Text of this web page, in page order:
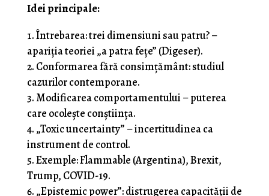
Idei principale:
Întrebarea: trei dimensiuni sau patru? –
apariția teoriei „a patra fețe” (Digeser).
Conformarea fără consimțământ: studiul
cazurilor contemporane.
Modificarea comportamentului – puterea
care ocolește conștiința.
„Toxic uncertainty” – incertitudinea ca
instrument de control.
Exemple: Flammable (Argentina), Brexit,
Trump, COVID-19.
„Epistemic power”: distrugerea capacității de